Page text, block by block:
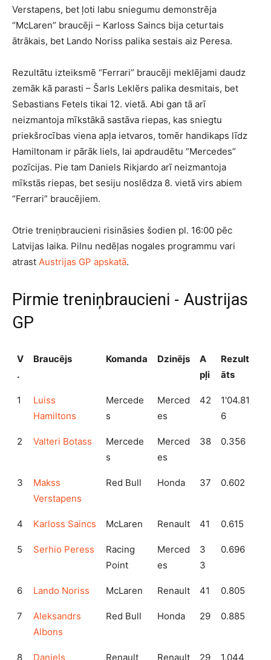
Verstapens, bet ļoti labu sniegumu demonstrēja
“McLaren” braucēji – Karloss Saincs bija ceturtais
ātrākais, bet Lando Noriss palika sestais aiz Peresa.
Rezultātu izteiksmē “Ferrari” braucēji meklējami daudz
zemāk kā parasti – Šarls Leklērs palika desmitais, bet
Sebastians Fetels tikai 12. vietā. Abi gan tā arī
neizmantoja mīkstākā sastāva riepas, kas sniegtu
priekšrocības viena apļa ietvaros, tomēr handikaps līdz
Hamiltonam ir pārāk liels, lai apdraudētu “Mercedes”
pozīcijas. Pie tam Daniels Rikjardo arī neizmantoja
mīkstās riepas, bet sesiju noslēdza 8. vietā virs abiem
“Ferrari” braucējiem.
Otrie treniņbraucieni risināsies šodien pl. 16:00 pēc
Latvijas laika. Pilnu nedēļas nogales programmu vari
atrast Austrijas GP apskatā.
Pirmie treniņbraucieni - Austrijas
GP
V
.
Braucējs Komanda Dzinējs
A
pļi
Rezult
āts
1
Luiss
Hamiltons
Mercede
s
Merced
es
42
1'04.81
6
2 Valteri Botass
Mercede
s
Merced
es
38 0.356
3
Makss
Verstapens
Red Bull Honda 37 0.602
4 Karloss Saincs McLaren Renault 41 0.615
5 Serhio Peress
Racing
Point
Merced
es
3
3
0.696
6 Lando Noriss McLaren Renault 41 0.805
7
Aleksandrs
Albons
Red Bull Honda 29 0.885
8 Daniels Renault Renault 29 1.044